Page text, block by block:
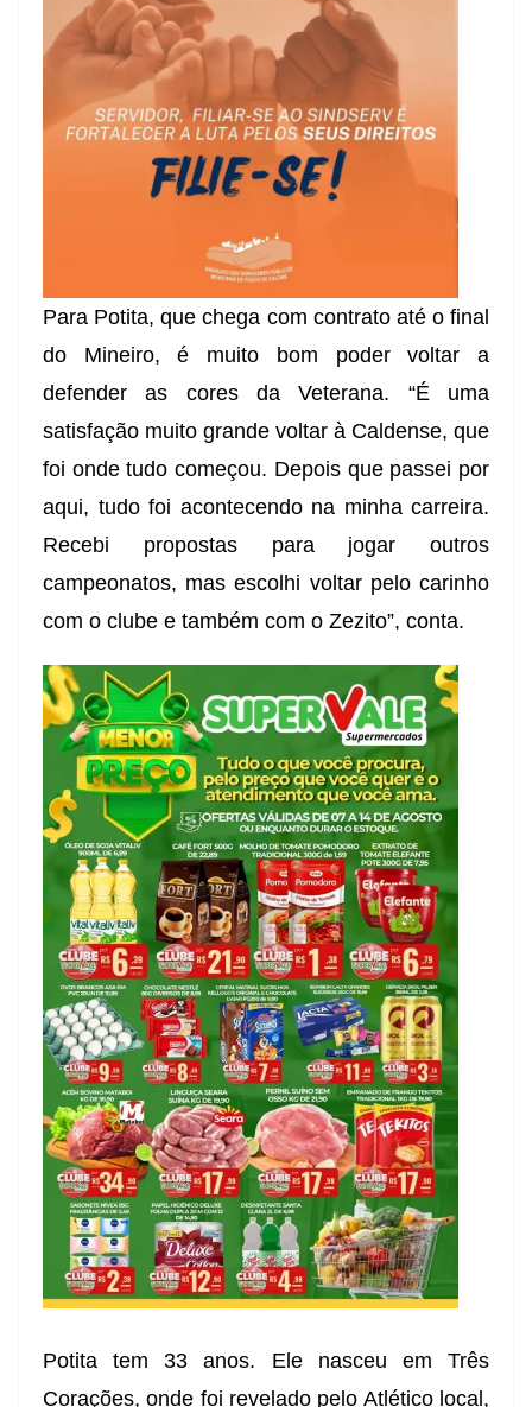
Para Potita, que chega com contrato até o final
do Mineiro, é muito bom poder voltar a
defender as cores da Veterana. “É uma
satisfação muito grande voltar à Caldense, que
foi onde tudo começou. Depois que passei por
aqui, tudo foi acontecendo na minha carreira.
Recebi propostas para jogar outros
campeonatos, mas escolhi voltar pelo carinho
com o clube e também com o Zezito”, conta.
Potita tem 33 anos. Ele nasceu em Três
Corações, onde foi revelado pelo Atlético local,